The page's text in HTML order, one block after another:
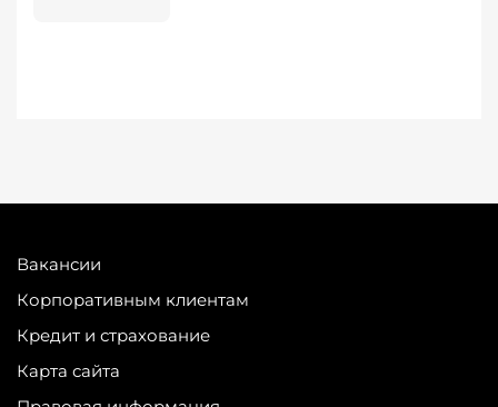
Вакансии
Корпоративным клиентам
Кредит и страхование
Карта сайта